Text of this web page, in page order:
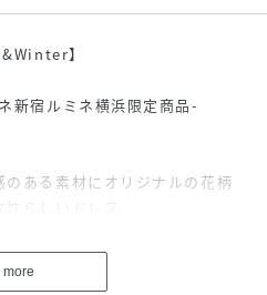
】
新宿ルミネ横浜限定商品-
ある素材にオリジナルの花柄
らしいドレス。
出してくれる一枚です。
まで楽しんで頂けるアイテム
more